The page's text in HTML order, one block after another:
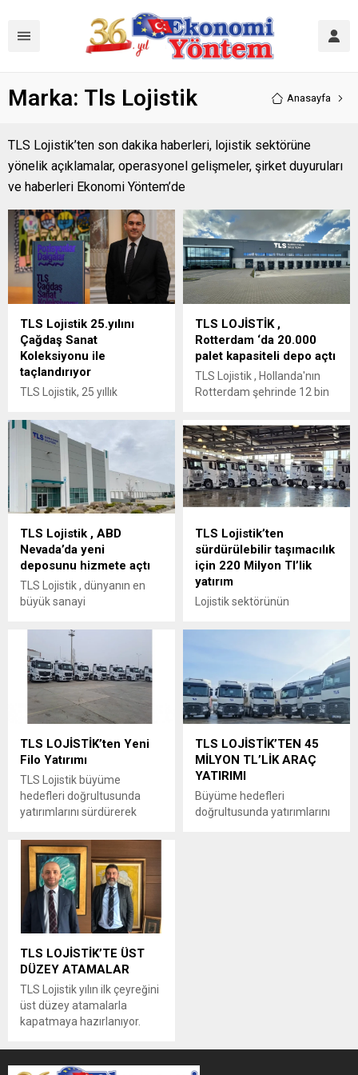
Marka: Tls Lojistik Anasayfa
TLS Lojistik’ten son dakika haberleri, lojistik sektörüne
yönelik açıklamalar, operasyonel gelişmeler, şirket duyuruları
ve haberleri Ekonomi Yöntem’de
TLS Lojistik 25.yılını
Çağdaş Sanat
Koleksiyonu ile
taçlandırıyor
TLS Lojistik, 25 yıllık
“Pozisyonlar & Dalgalar” adlı
kapsamlı bir koleksiyon
kitabıyla taçlandırıyor.
TLS LOJİSTİK ,
Rotterdam ‘da 20.000
palet kapasiteli depo açtı
TLS Lojistik , Hollanda'nın
Rotterdam şehrinde 12 bin
depo açarak Avrupa'daki
operasyonlarını genişletiyor.
TLS Lojistik , ABD
Nevada’da yeni
deposunu hizmete açtı
TLS Lojistik , dünyanın en
büyük sanayi
ABD Nevada 'daki Tahoe-
Reno Endüstri Merkezi'nde
yeni depo sunu açtı.
TLS Lojistik’ten
sürdürülebilir taşımacılık
için 220 Milyon Tl’lik
yatırım
Lojistik sektörünün
sürdürülebilir büyüme
dostu yatırımlarını kararlılıkla
sürdürüyor. Şirket, yeni nesil
yakıt tasarruflu ve düşük
emisyonlu 30 adet çekici ve
karbon ayak izini azaltmayı
ve çevreci taşımacılık
standartlarını ileriye
taşımayı hedefliyor.
TLS LOJİSTİK’ten Yeni
Filo Yatırımı
TLS Lojistik büyüme
hedefleri doğrultusunda
yatırımlarını sürdürerek
ediyor. 2022 yılının son
yatırımı olarak 10 milyon
Euro değerinde 50 çekici ve
30 silobas römork satınalımı
yapan şirket, 2023 ilk yarıyılı
içinde 12 milyon Euro’luk
TLS LOJİSTİK’TEN 45
MİLYON TL’LİK ARAÇ
YATIRIMI
Büyüme hedefleri
doğrultusunda yatırımlarını
TLS LOJİSTİK’TE ÜST
DÜZEY ATAMALAR
TLS Lojistik yılın ilk çeyreğini
üst düzey atamalarla
kapatmaya hazırlanıyor.